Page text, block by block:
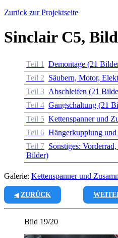
Zurück zur Projektseite
Sinclair C5,
Teil 1
Demontage (21
Teil 2 Säubern, Motor,
Teil 3 Abschleifen (21
Teil 4 Gangschaltung (21
Teil 5 Kettenspanner und
Teil 6 Hängerkupplung
Teil 7 Sonstiges:
Bilder)
Galerie: Kettenspanner und
ZURÜCK
Bild 19/20